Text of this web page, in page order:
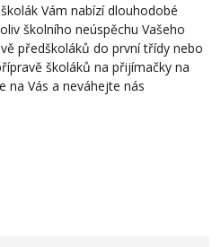
Vám nabízí dlouhodobé
školního neúspěchu Vašeho
předškoláků do první třídy nebo
školáků na přijímačky na
na Vás a neváhejte nás